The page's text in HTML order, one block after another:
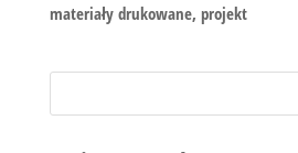
materiały drukowane, projekt